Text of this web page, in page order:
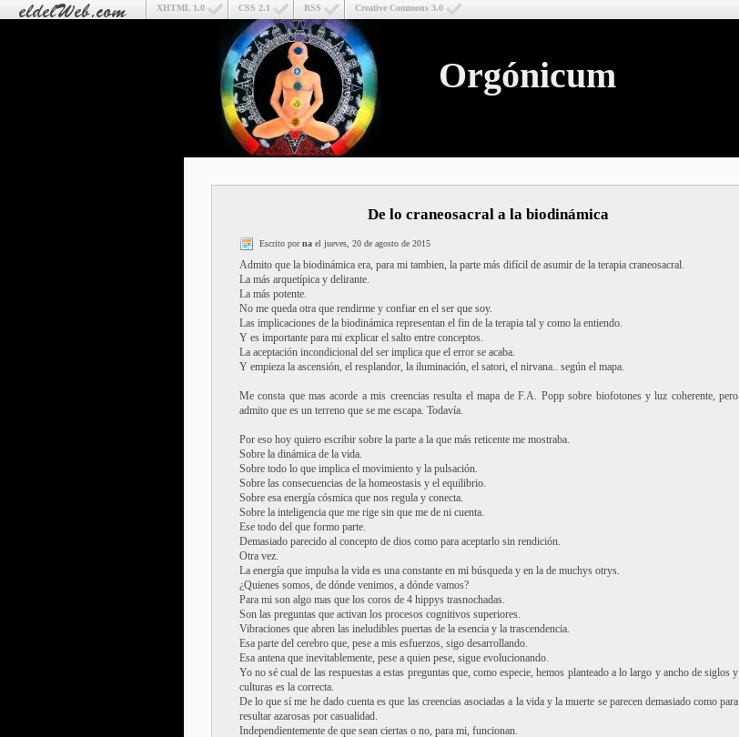
Creative Commons 3.0
RSS
CSS 2.1
XHTML 1.0
Orgónicum
De lo craneosacral a la biodinámica
Escrito pornael jueves, 20 de agosto de 2015
Admito que la biodinámica era, para mi tambien, la parte más difícil de asumir de la terapia craneosacral.
La más arquetípica y delirante.
La más potente.
No me queda otra que rendirme y confiar en el ser que soy.
Las implicaciones de la biodinámica representan el fin de la terapia tal y como la entiendo.
Y es importante para mi explicar el salto entre conceptos.
La aceptación incondicional del ser implica que el error se acaba.
Y empieza la ascensión, el resplandor, la iluminación, el satori, el nirvana.. según el mapa.
Me consta que mas acorde a mis creencias resulta el mapa de F.A. Popp sobre biofotones y luz coherente, pero
admito que es un terreno que se me escapa. Todavía.
Por eso hoy quiero escribir sobre la parte a la que más reticente me mostraba.
Sobre la dinámica de la vida.
Sobre todo lo que implica el movimiento y la pulsación.
Sobre las consecuencias de la homeostasis y el equilibrio.
Sobre esa energía cósmica que nos regula y conecta.
Sobre la inteligencia que me rige sin que me de ni cuenta.
Ese todo del que formo parte.
Demasiado parecido al concepto de dios como para aceptarlo sin rendición.
Otra vez.
La energía que impulsa la vida es una constante en mi búsqueda y en la de muchys otrys.
¿Quienes somos, de dónde venimos, a dónde vamos?
Para mi son algo mas que los coros de 4 hippys trasnochadas.
Son las preguntas que activan los procesos cognitivos superiores.
Vibraciones que abren las ineludibles puertas de la esencia y la trascendencia.
Esa parte del cerebro que, pese a mis esfuerzos, sigo desarrollando.
Esa antena que inevitablemente, pese a quien pese, sigue evolucionando.
Yo no sé cual de las respuestas a estas preguntas que, como especie, hemos planteado a lo largo y ancho de siglos y
culturas es la correcta.
De lo que sí me he dado cuenta es que las creencias asociadas a la vida y la muerte se parecen demasiado como para
resultar azarosas por casualidad.
Independientemente de que sean ciertas o no, para mi, funcionan.